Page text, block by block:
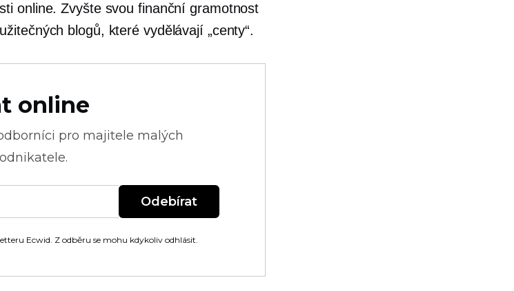
online. Zvyšte svou finanční gramotnost
blogů, které vydělávají „centy“.
online
pro majitele malých
Odebírat
Ecwid. Z odběru se mohu kdykoliv odhlásit.